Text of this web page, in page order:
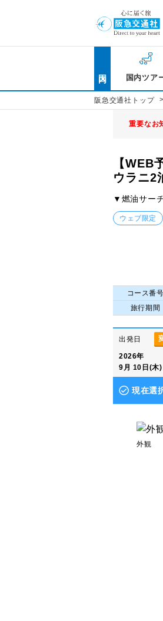
国内ツア
阪急交通社トップ >
重要なお
【WEB
ウラニ2
▼燃油サー
ウェブ限定
コース番号
旅行期間
出発日
2026年
9月 10日(木)
現在選
外観